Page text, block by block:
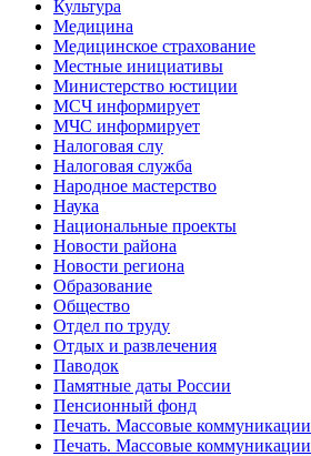
Культура
Медицина
Медицинское страхование
Местные инициативы
Министерство юстиции
МСЧ информирует
МЧС информирует
Налоговая слу
Налоговая служба
Народное мастерство
Наука
Национальные проекты
Новости района
Новости региона
Образование
Общество
Отдел по труду
Отдых и развлечения
Паводок
Памятные даты России
Пенсионный фонд
Печать. Массовые коммуникации
Печать. Массовые коммуникации